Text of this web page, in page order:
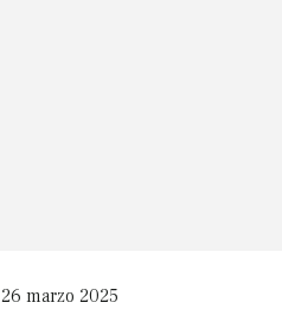
26 marzo 2025